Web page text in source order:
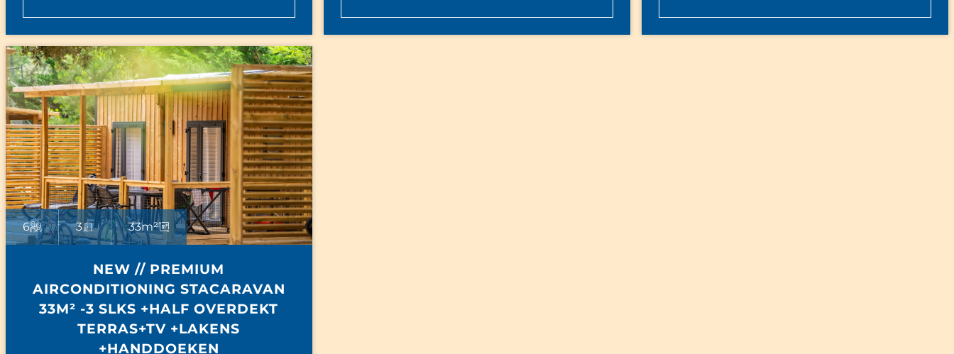
6 3 33m²
NEW // PREMIUM
AIRCONDITIONING STACARAVAN
33M² -3 SLKS +HALF OVERDEKT
TERRAS+TV +LAKENS
+HANDDOEKEN